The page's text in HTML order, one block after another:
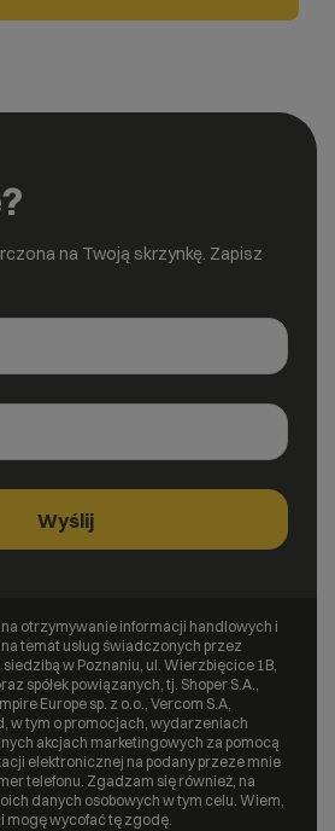
na Twoją skrzynkę. Zapisz
otrzymywanie informacji handlowych i
temat usług świadczonych przez
siedzibą w Poznaniu, ul. Wierzbięcice 1B,
spółek powiązanych, tj. Shoper S.A.,
Europe sp. z o.o., Vercom S.A,
w tym o promocjach, wydarzeniach
akcjach marketingowych za pomocą
elektronicznej na podany przeze mnie
telefonu. Zgadzam się również, na
danych osobowych w tym celu. Wiem,
mogę wycofać tę zgodę.